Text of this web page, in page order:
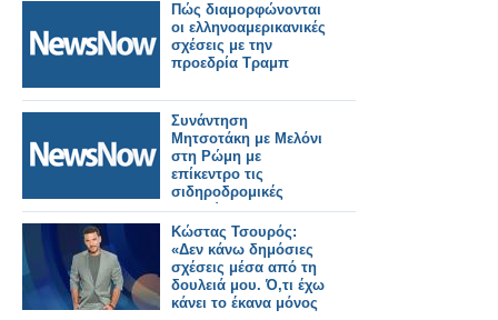
Πώς διαμορφώνονται
οι ελληνοαμερικανικές
σχέσεις με την
προεδρία Τραμπ
Συνάντηση
Μητσοτάκη με Μελόνι
στη Ρώμη με
επίκεντρο τις
σιδηροδρομικές
επενδύσεις και τις
διμερείς σχέσεις
Kώστας Τσουρός:
«Δεν κάνω δημόσιες
σχέσεις μέσα από τη
δουλειά μου. Ό,τι έχω
κάνει το έκανα μόνος